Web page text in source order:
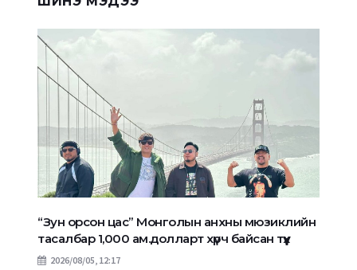
“Зун орсон цас” Монголын анхны мюзиклийн
тасалбар 1,000 ам.долларт хүрч байсан түүх
2026/08/05, 12:17